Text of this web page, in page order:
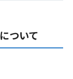
ついて